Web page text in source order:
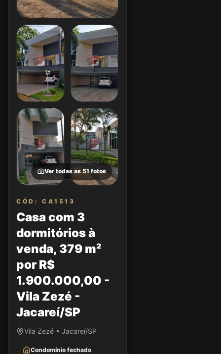
Ver todas as 51 fotos
CÓD: CA1513
Casa com 3
dormitórios à
venda, 379 m²
por R$
1.900.000,00 -
Vila Zezé -
Jacareí/SP
Vila Zezé • Jacareí/SP
Condomínio fechado